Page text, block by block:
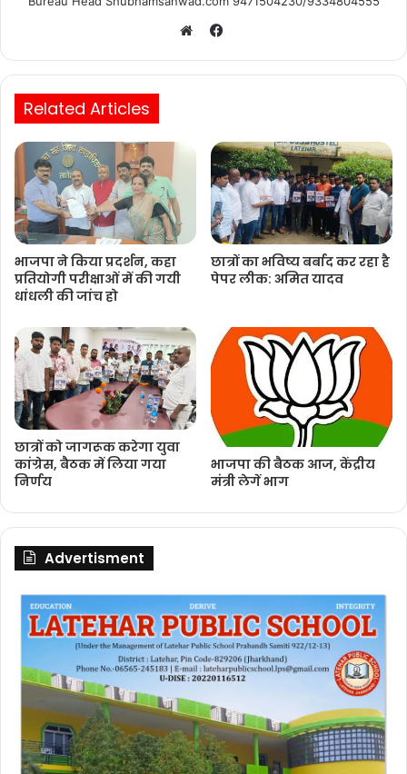
Facebook
Related Articles
भाजपा ने किया प्रदर्शन, कहा
प्रतियोगी परीक्षाओं में की गयी
धांधली की जांच हो
छात्रों का भविष्य बर्बाद कर रहा है
पेपर लीक: अमित यादव
छात्रों को जागरूक करेगा युवा
कांग्रेस, बैठक में लिया गया
निर्णय
भाजपा की बैठक आज, केंद्रीय
मंत्री लेगें भाग
Advertisment